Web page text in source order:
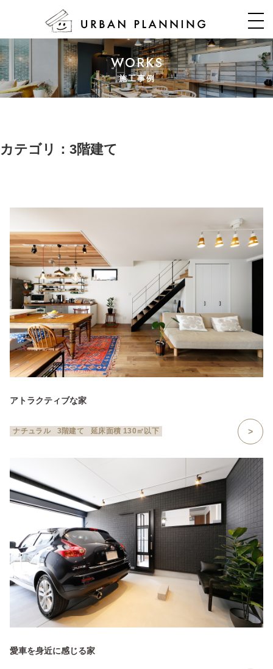
WORKS
施工事例
カテゴリ：3階建て
アトラクティブな家
ナチュラル 3階建て 延床面積 130㎡以下
愛車を身近に感じる家